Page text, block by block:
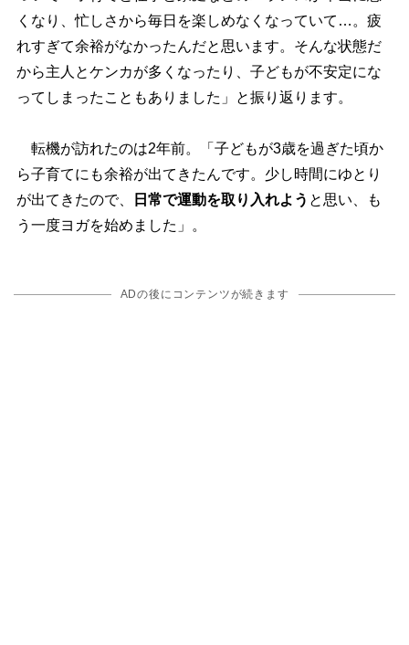
くなり、忙しさから毎日を楽しめなくなっていて…。疲
れすぎて余裕がなかったんだと思います。そんな状態だ
から主人とケンカが多くなったり、子どもが不安定にな
ってしまったこともありました」と振り返ります。
転機が訪れたのは2年前。「子どもが3歳を過ぎた頃か
ら子育てにも余裕が出てきたんです。少し時間にゆとり
が出てきたので、
日常で運動を取り入れよう と思い、も
う一度ヨガを始めました」。
ADの後にコンテンツが続きます